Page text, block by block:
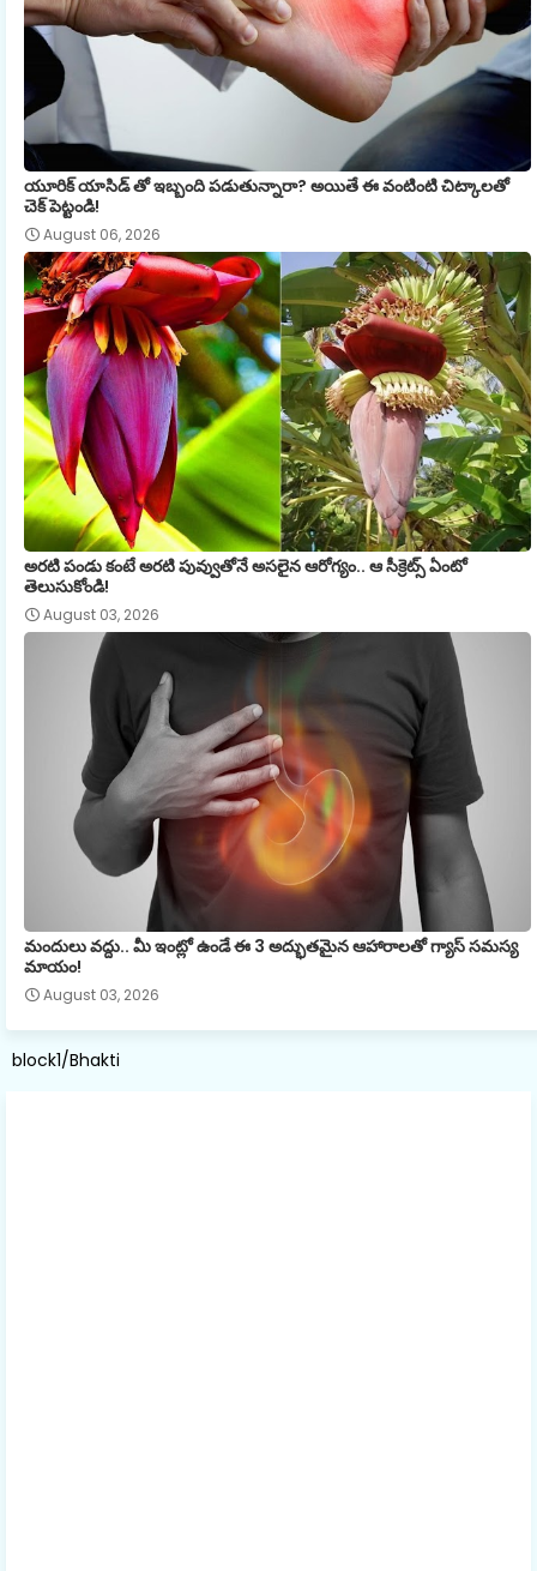
యూరిక్ యాసిడ్ తో ఇబ్బంది పడుతున్నారా? అయితే ఈ వంటింటి చిట్కాలతో
చెక్ పెట్టండి!
August 06, 2026
అరటి పండు కంటే అరటి పువ్వుతోనే అసలైన ఆరోగ్యం.. ఆ సీక్రెట్స్ ఏంటో
తెలుసుకోండి!
August 03, 2026
మందులు వద్దు.. మీ ఇంట్లో ఉండే ఈ 3 అద్భుతమైన ఆహారాలతో గ్యాస్ సమస్య
మాయం!
August 03, 2026
block1/Bhakti